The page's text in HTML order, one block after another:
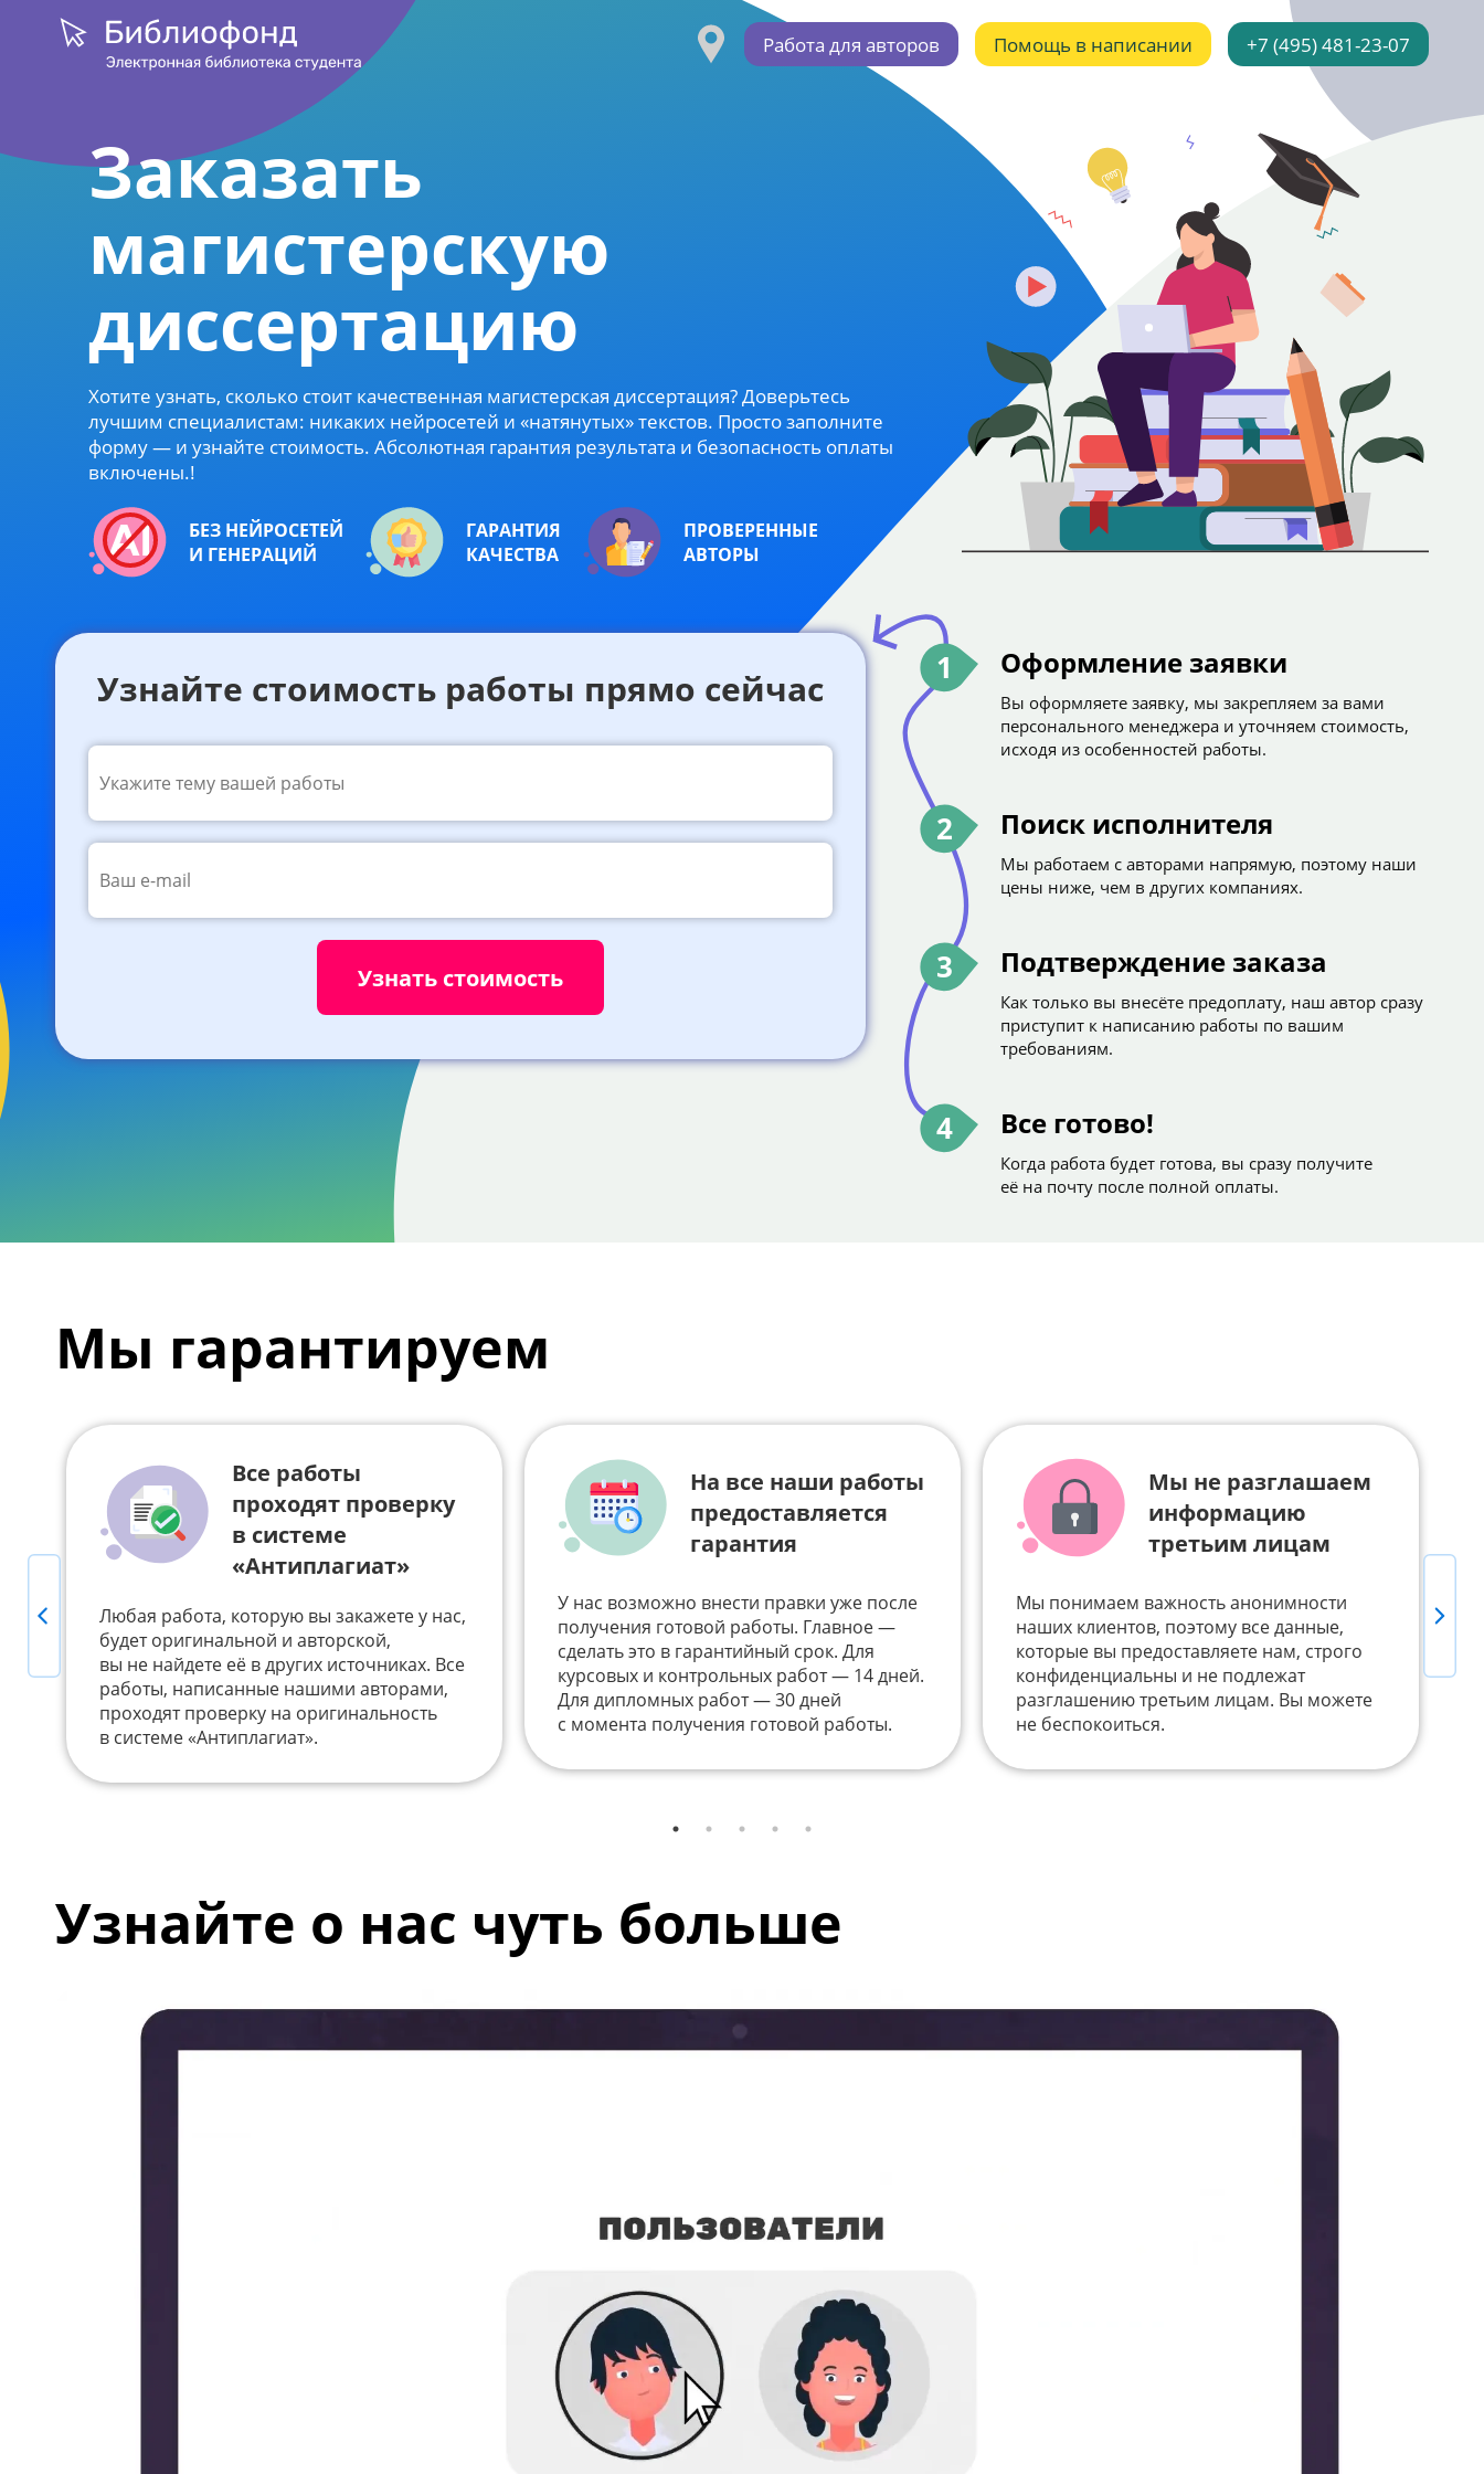
Работа для авторов Помощь в написании +7 (495) 481-23-07
Заказать
магистерскую
диссертацию
Хотите узнать, сколько стоит качественная магистерская диссертация? Доверьтесь
лучшим специалистам: никаких нейросетей и «натянутых» текстов. Просто заполните
форму — и узнайте стоимость. Абсолютная гарантия результата и безопасность оплаты
включены.!
БЕЗ НЕЙРОСЕТЕЙ
И ГЕНЕРАЦИЙ
ГАРАНТИЯ
КАЧЕСТВА
ПРОВЕРЕННЫЕ
АВТОРЫ
Узнайте стоимость работы прямо сейчас 1 Оформление заявки
Вы оформляете заявку, мы закрепляем за вами
персонального менеджера и уточняем стоимость,
исходя из особенностей работы.
2 Поиск исполнителя
Мы работаем с авторами напрямую, поэтому наши
цены ниже, чем в других компаниях.
3 Подтверждение заказа
Как только вы внесёте предоплату, наш автор сразу
приступит к написанию работы по вашим
требованиям.
4 Все готово!
Когда работа будет готова, вы сразу получите
её на почту после полной оплаты.
Мы гарантируем
Previous
Все работы
проходят проверку
в системе
«Антиплагиат»
Любая работа, которую вы закажете у нас,
будет оригинальной и авторской,
вы не найдете её в других источниках. Все
работы, написанные нашими авторами,
проходят проверку на оригинальность
в системе «Антиплагиат».
На все наши работы
предоставляется
гарантия
У нас возможно внести правки уже после
получения готовой работы. Главное —
сделать это в гарантийный срок. Для
курсовых и контрольных работ — 14 дней.
Для дипломных работ — 30 дней
с момента получения готовой работы.
Мы не разглашаем
информацию
третьим лицам
Мы понимаем важность анонимности
наших клиентов, поэтому все данные,
которые вы предоставляете нам, строго
конфиденциальны и не подлежат
разглашению третьим лицам. Вы можете
не беспокоиться.
Next
Узнайте о нас чуть больше